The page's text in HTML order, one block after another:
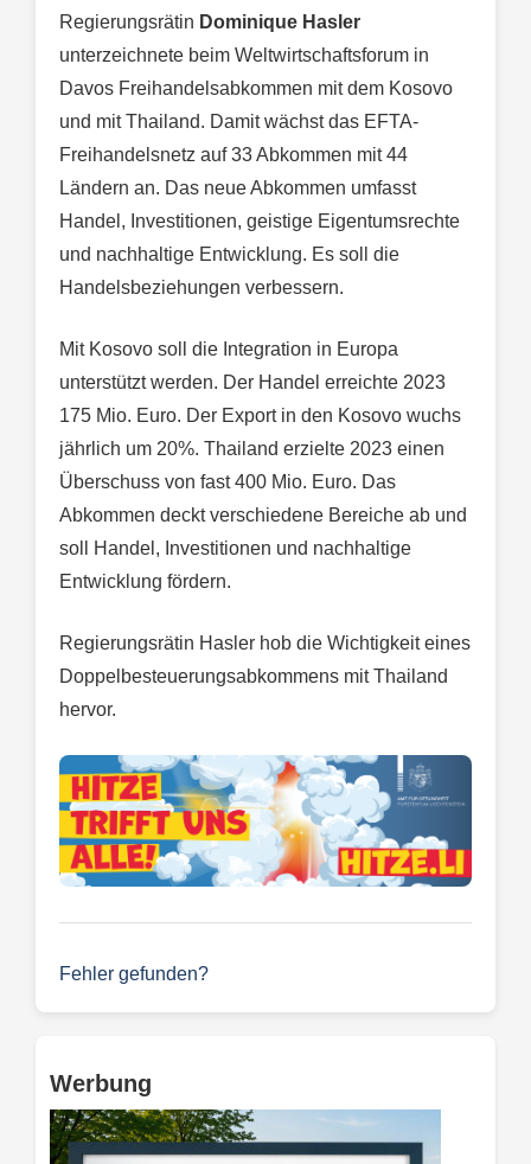
Regierungsrätin Dominique Hasler
unterzeichnete beim Weltwirtschaftsforum in
Davos Freihandelsabkommen mit dem Kosovo
und mit Thailand. Damit wächst das EFTA-
Freihandelsnetz auf 33 Abkommen mit 44
Ländern an. Das neue Abkommen umfasst
Handel, Investitionen, geistige Eigentumsrechte
und nachhaltige Entwicklung. Es soll die
Handelsbeziehungen verbessern.
Mit Kosovo soll die Integration in Europa
unterstützt werden. Der Handel erreichte 2023
175 Mio. Euro. Der Export in den Kosovo wuchs
jährlich um 20%. Thailand erzielte 2023 einen
Überschuss von fast 400 Mio. Euro. Das
Abkommen deckt verschiedene Bereiche ab und
soll Handel, Investitionen und nachhaltige
Entwicklung fördern.
Regierungsrätin Hasler hob die Wichtigkeit eines
Doppelbesteuerungsabkommens mit Thailand
hervor.
Fehler gefunden?
Werbung